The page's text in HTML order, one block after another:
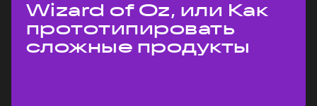
Wizard of Oz, или Как
прототипировать
сложные продукты